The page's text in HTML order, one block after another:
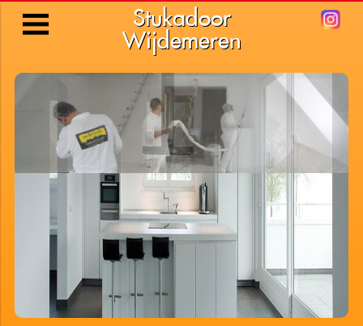
Stukadoor
Wijdemeren